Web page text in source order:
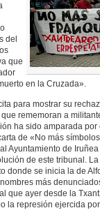
del
que
en la Cruzada».
para mostrar su
rememoran a
ha sido amparada
de «No más
Ayuntamiento de
de este tribunal.
donde se inicia la de
más
que ayer desde la
la represión ejercida